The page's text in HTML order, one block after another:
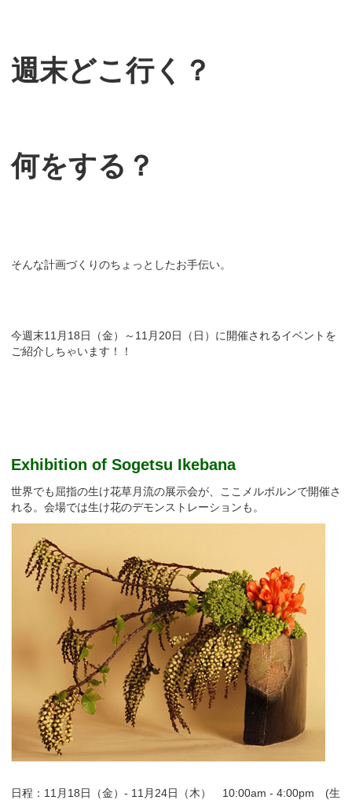
週末どこ行く？
何をする？
そんな計画づくりのちょっとしたお手伝い。
今週末11月18日（金）～11月20日（日）に開催されるイベントを
ご紹介しちゃいます！！
Exhibition of Sogetsu Ikebana
世界でも屈指の生け花草月流の展示会が、ここメルボルンで開催さ
れる。会場では生け花のデモンストレーションも。
日程：11月18日（金）- 11月24日（木） 10:00am - 4:00pm (生